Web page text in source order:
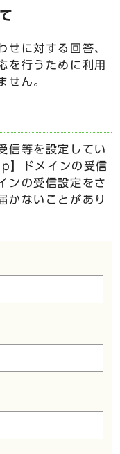
せに対する回答、
を行うために利用
せん。
信等を設定してい
ドメインの受信
ンの受信設定をさ
かないことがあり